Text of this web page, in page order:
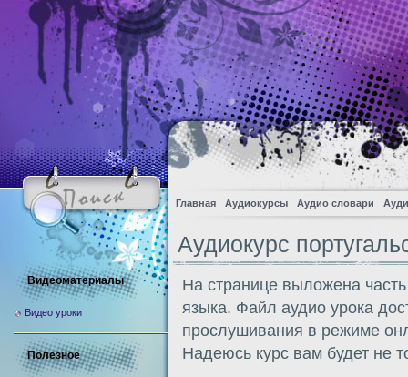
Главная Аудиокурсы Аудио словари
Аудиокурс
На странице выложена
языка. Файл аудио урока
прослушивания в режиме
Надеюсь курс вам будет не
Видеоматериалы
Видео уроки
Полезное